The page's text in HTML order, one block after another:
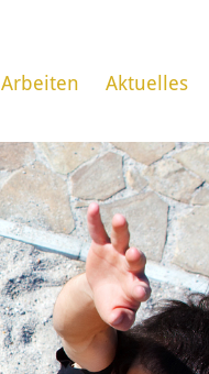
Arbeiten Aktuelles